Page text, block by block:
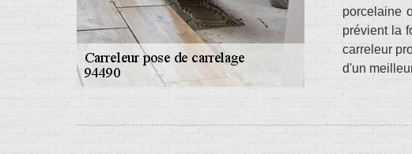
porcelaine
prévient la
carreleur
d'un